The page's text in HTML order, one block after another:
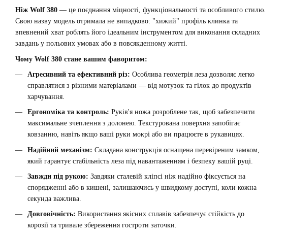
Ніж Wolf 380 — це поєднання міцності, функціональності та особливого стилю.
Свою назву модель отримала не випадково: "хижий" профіль клинка та
впевнений хват роблять його ідеальним інструментом для виконання складних
завдань у польових умовах або в повсякденному житті.
Чому Wolf 380 стане вашим фаворитом:
Агресивний та ефективний різ: Особлива геометрія леза дозволяє легко
справлятися з різними матеріалами — від мотузок та гілок до продуктів
харчування.
Ергономіка та контроль: Руків'я ножа розроблене так, щоб забезпечити
максимальне зчеплення з долонею. Текстурована поверхня запобігає
ковзанню, навіть якщо ваші руки мокрі або ви працюєте в рукавицях.
Надійний механізм: Складана конструкція оснащена перевіреним замком,
який гарантує стабільність леза під навантаженням і безпеку вашій руці.
Завжди під рукою: Завдяки сталевій кліпсі ніж надійно фіксується на
спорядженні або в кишені, залишаючись у швидкому доступі, коли кожна
секунда важлива.
Довговічність: Використання якісних сплавів забезпечує стійкість до
корозії та тривале збереження гостроти заточки.